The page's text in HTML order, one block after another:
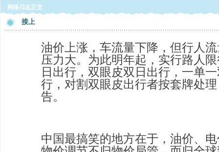
网络日志正文
接上
油价上涨，车流量下降，但行人
压力大。为此明年起，实行路人
日出行，双眼皮双日出行，一单
行，对割双眼皮出行者按套牌处
告。
中国最搞笑的地方在于，油价、